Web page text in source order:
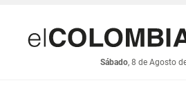
Sábado, 8 de Agosto